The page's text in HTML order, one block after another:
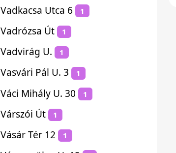
Vadkacsa Utca 6 1
Vadrózsa Út 1
Vadvirág U. 1
Vasvári Pál U. 3 1
Váci Mihály U. 30 1
Várszói Út 1
Vásár Tér 12 1